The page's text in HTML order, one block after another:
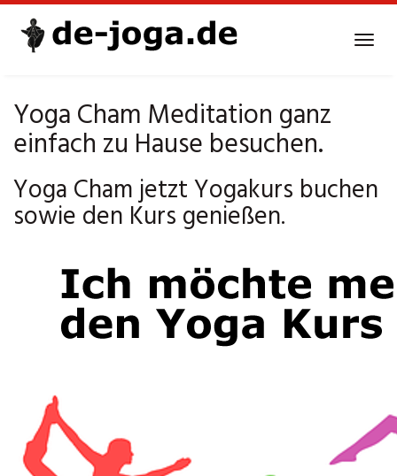
Yoga Cham Meditation ganz
einfach zu Hause besuchen.
Yoga Cham jetzt Yogakurs buchen
sowie den Kurs genießen.